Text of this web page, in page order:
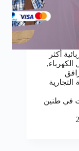
أكثر
التجارية
في طنين